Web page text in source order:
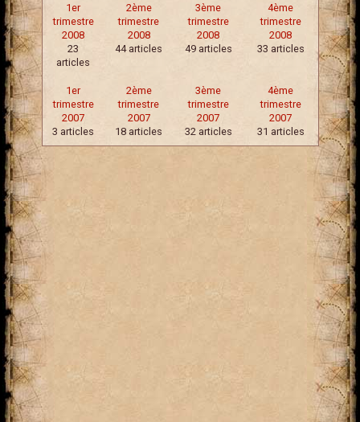
1er
trimestre
2008
23
articles
2ème
trimestre
2008
44 articles
3ème
trimestre
2008
49 articles
4ème
trimestre
2008
33 articles
1er
trimestre
2007
3 articles
2ème
trimestre
2007
18 articles
3ème
trimestre
2007
32 articles
4ème
trimestre
2007
31 articles